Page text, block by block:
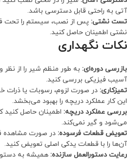
آتی به راحتی قابل دسترسی باشد.
تست نشتی: پس از نصب، سیستم را تحت
نشتی اطمینان حاصل کنید.
نکات نگهداری
بازرسی دوره‌ای: به طور منظم شیر را از
آسیب فیزیکی بررسی کنید.
تمیزکاری: در صورت لزوم، رسوبات یا ذرات
این کار عملکرد دریچه را بهبود می‌بخشد.
بررسی عملکرد دریچه: اطمینان حاصل کنید
می‌شود و گیر نمی‌کند.
تعویض قطعات فرسوده: در صورت مشاهده
آن‌ها را با قطعات یدکی اصلی تعویض کنید.
رعایت دستورالعمل سازنده: همیشه به